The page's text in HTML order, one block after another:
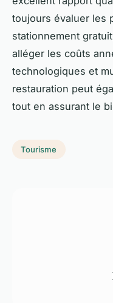
toujours évaluer les
stationnement
alléger les coûts
technologiques et
restauration peut
tout en assurant le
Tourisme